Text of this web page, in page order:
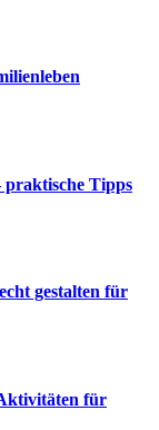
praktische Tipps
gestalten für
für